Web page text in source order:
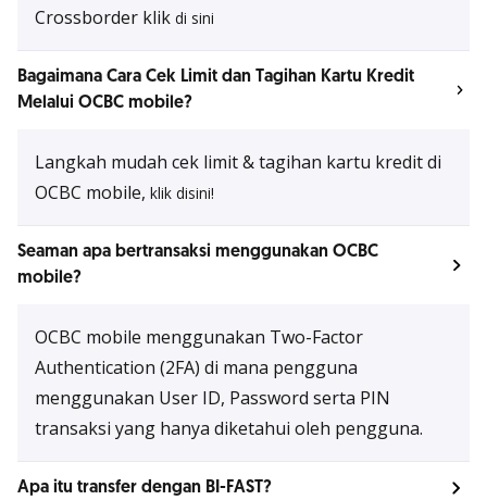
Crossborder klik di sini
Bagaimana Cara Cek Limit dan Tagihan Kartu Kredit
Melalui OCBC mobile?
Langkah mudah cek limit & tagihan kartu kredit di
OCBC mobile, klik disini!
Seaman apa bertransaksi menggunakan OCBC
mobile?
OCBC mobile menggunakan Two-Factor
Authentication (2FA) di mana pengguna
menggunakan User ID, Password serta PIN
transaksi yang hanya diketahui oleh pengguna.
Apa itu transfer dengan BI-FAST?